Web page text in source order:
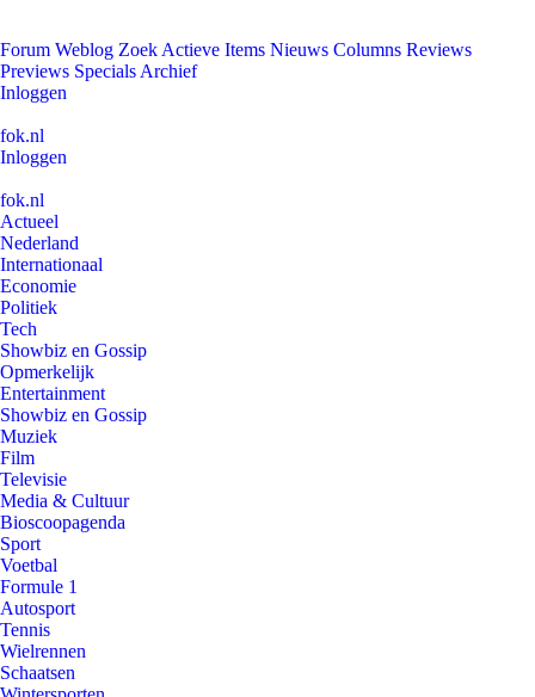
Forum Weblog Zoek Actieve Items Nieuws Columns Reviews
Previews Specials Archief
Inloggen
fok.nl
Inloggen
fok.nl
Actueel
Nederland
Internationaal
Economie
Politiek
Tech
Showbiz en Gossip
Opmerkelijk
Entertainment
Showbiz en Gossip
Muziek
Film
Televisie
Media & Cultuur
Bioscoopagenda
Sport
Voetbal
Formule 1
Autosport
Tennis
Wielrennen
Schaatsen